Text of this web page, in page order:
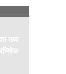
भव्य